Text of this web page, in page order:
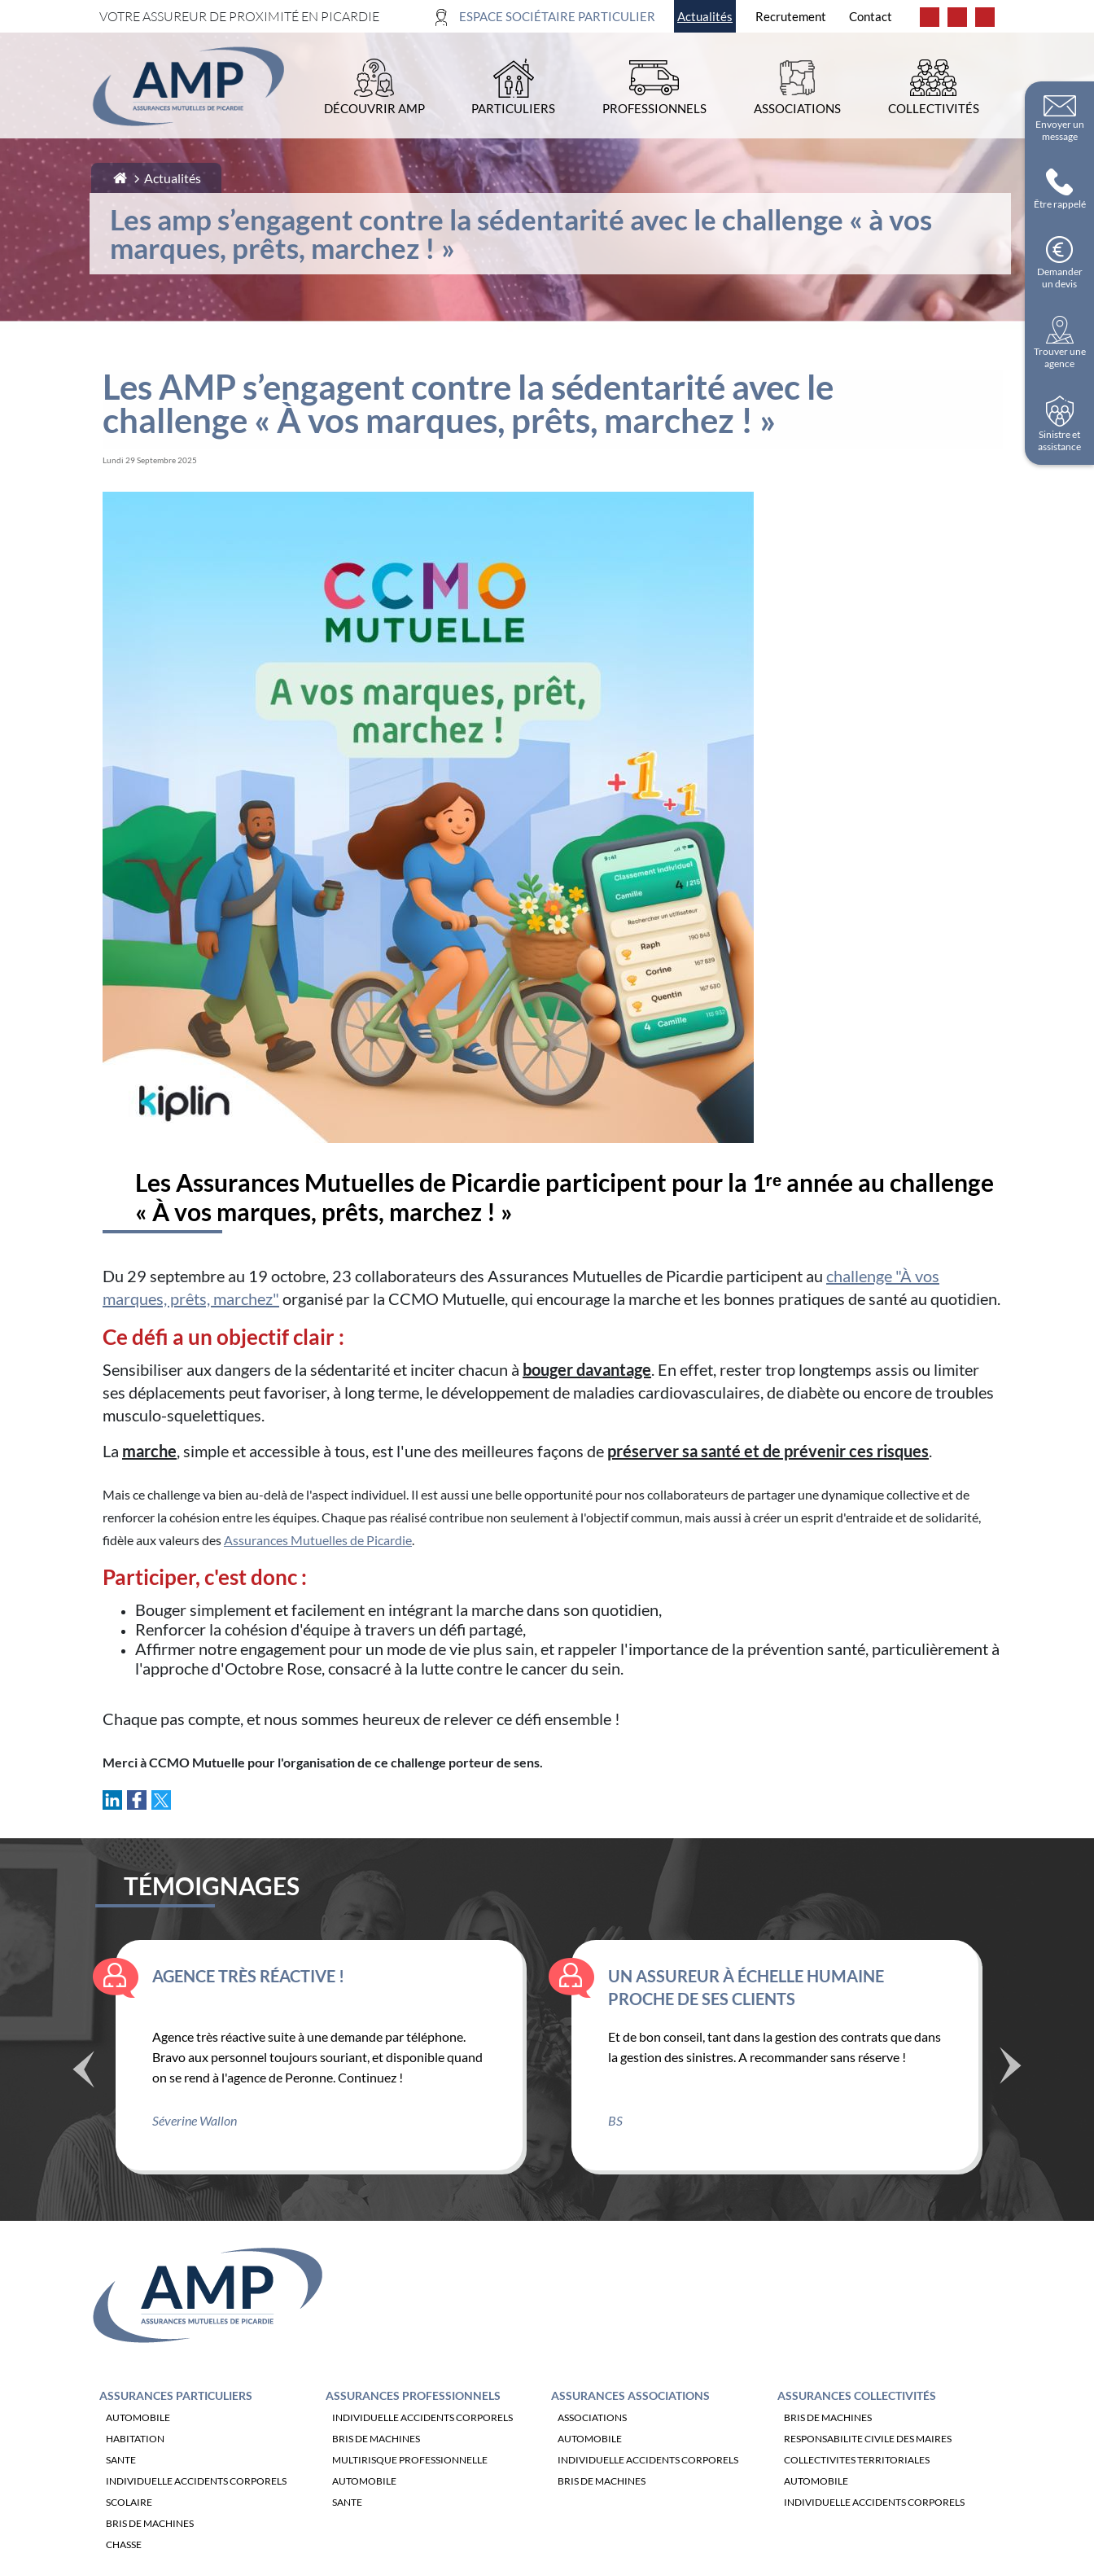
Contenu principal 2-Menu principal 3-Pied de page 4-Recherche
VOTRE ASSUREUR DE PROXIMITÉ EN PICARDIE ESPACE SOCIÉTAIRE PARTICULIER Actualités Recrutement Contact
DÉCOUVRIR AMP PARTICULIERS PROFESSIONNELS ASSOCIATIONS COLLECTIVITÉS
Envoyer un
message
Être rappelé
Demander
un devis
Trouver une
agence
Sinistre et
assistance
Actualités
Les amp s’engagent contre la sédentarité avec le challenge « à vos
marques, prêts, marchez ! »
Les AMP s’engagent contre la sédentarité avec le
challenge « À vos marques, prêts, marchez ! »
Lundi 29 Septembre 2025
Les Assurances Mutuelles de Picardie participent pour la 1ʳᵉ année au challenge
« À vos marques, prêts, marchez ! »
Du 29 septembre au 19 octobre, 23 collaborateurs des Assurances Mutuelles de Picardie participent au challenge "À vos
marques, prêts, marchez" organisé par la CCMO Mutuelle, qui encourage la marche et les bonnes pratiques de santé au quotidien.
Ce défi a un objectif clair :
Sensibiliser aux dangers de la sédentarité et inciter chacun à bouger davantage. En effet, rester trop longtemps assis ou limiter
ses déplacements peut favoriser, à long terme, le développement de maladies cardiovasculaires, de diabète ou encore de troubles
musculo-squelettiques.
La marche, simple et accessible à tous, est l'une des meilleures façons de préserver sa santé et de prévenir ces risques.
Mais ce challenge va bien au-delà de l'aspect individuel. Il est aussi une belle opportunité pour nos collaborateurs de partager une dynamique collective et de
renforcer la cohésion entre les équipes. Chaque pas réalisé contribue non seulement à l'objectif commun, mais aussi à créer un esprit d'entraide et de solidarité,
fidèle aux valeurs desAssurances Mutuelles de Picardie.
Participer, c'est donc :
Bouger simplement et facilement en intégrant la marche dans son quotidien,
Renforcer la cohésion d'équipe à travers un défi partagé,
Affirmer notre engagement pour un mode de vie plus sain, et rappeler l'importance de la prévention santé, particulièrement à
l'approche d'Octobre Rose, consacré à la lutte contre le cancer du sein.
Chaque pas compte, et nous sommes heureux de relever ce défi ensemble !
Merci à CCMO Mutuelle pour l'organisation de ce challenge porteur de sens.
TÉMOIGNAGES
AGENCE TRÈS RÉACTIVE !
Agence très réactive suite à une demande par téléphone.
Bravo aux personnel toujours souriant, et disponible quand
on se rend à l'agence de Peronne. Continuez !
Séverine Wallon
UN ASSUREUR À ÉCHELLE HUMAINE
PROCHE DE SES CLIENTS
Et de bon conseil, tant dans la gestion des contrats que dans
la gestion des sinistres. A recommander sans réserve !
ASSURANCES PARTICULIERS
AUTOMOBILE
HABITATION
SANTE
INDIVIDUELLE ACCIDENTS CORPORELS
SCOLAIRE
BRIS DE MACHINES
CHASSE
ASSURANCES PROFESSIONNELS
INDIVIDUELLE ACCIDENTS CORPORELS
BRIS DE MACHINES
MULTIRISQUE PROFESSIONNELLE
AUTOMOBILE
SANTE
ASSURANCES ASSOCIATIONS
ASSOCIATIONS
AUTOMOBILE
INDIVIDUELLE ACCIDENTS CORPORELS
BRIS DE MACHINES
ASSURANCES COLLECTIVITÉS
BRIS DE MACHINES
RESPONSABILITE CIVILE DES MAIRES
COLLECTIVITES TERRITORIALES
AUTOMOBILE
INDIVIDUELLE ACCIDENTS CORPORELS